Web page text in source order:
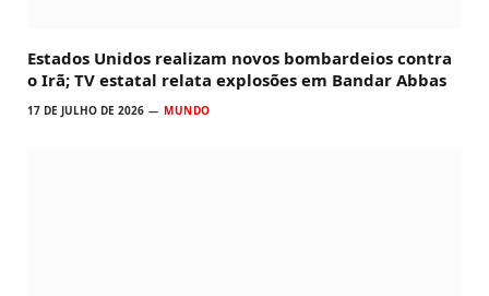
Estados Unidos realizam novos bombardeios contra
o Irã; TV estatal relata explosões em Bandar Abbas
17 DE JULHO DE 2026 MUNDO